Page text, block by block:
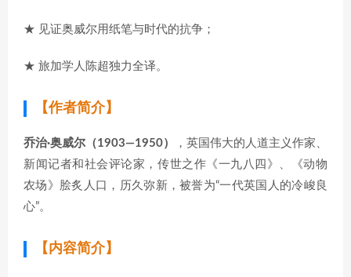
★ 见证奥威尔用纸笔与时代的抗争；
★ 旅加学人陈超独力全译。
【作者简介】
乔治·奥威尔（1903—1950）
，英国伟大的人道主义作家、
新闻记者和社会评论家，传世之作《一九八四》、《动物
农场》脍炙人口，历久弥新，被誉为“一代英国人的冷峻良
心”。
【内容简介】